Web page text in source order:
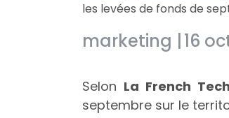
les levées de fonds de
marketing |16
Selon La French
septembre sur le